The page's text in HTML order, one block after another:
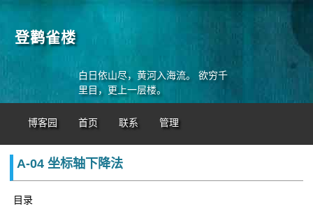
登鹳雀楼
白日依山尽，黄河入海流。 欲穷千
里目，更上一层楼。
博客园 首页 联系 管理
A-04 坐标轴下降法
目录